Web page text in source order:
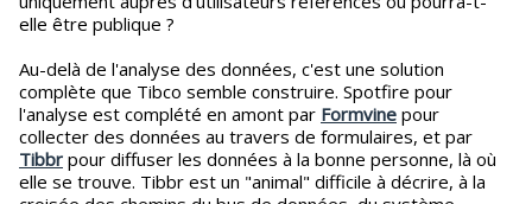
elle être publique ?
Au-delà de l'analyse des données, c'est une solution
complète que Tibco semble construire. Spotfire pour
l'analyse est complété en amont par Formvine pour
collecter des données au travers de formulaires, et par
Tibbr pour diffuser les données à la bonne personne, là où
elle se trouve. Tibbr est un "animal" difficile à décrire, à la